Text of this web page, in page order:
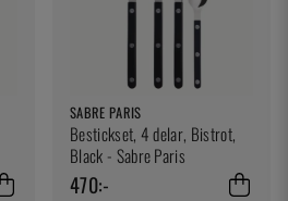
SABRE PARIS
Bestickset, 4 delar, Bistrot,
Black - Sabre Paris
470:-